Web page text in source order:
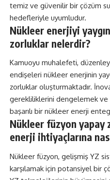
temiz ve güvenilir bir çözüm
hedefleriyle uyumludur.
Nükleer enerjiyi
zorluklar nelerdir?
Kamuoyu muhalefeti,
endişeleri nükleer enerjinin
zorluklar oluşturmaktadır.
gerekliliklerini dengelemek ve
başarılı bir nükleer enerji
Nükleer füzyon yapay
enerji ihtiyaçlarına
Nükleer füzyon, gelişmiş YZ
karşılamak için potansiyel bir